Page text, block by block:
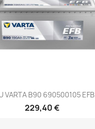
Kiirvaade
VARTA B90 690500105 EFB
229,40 €